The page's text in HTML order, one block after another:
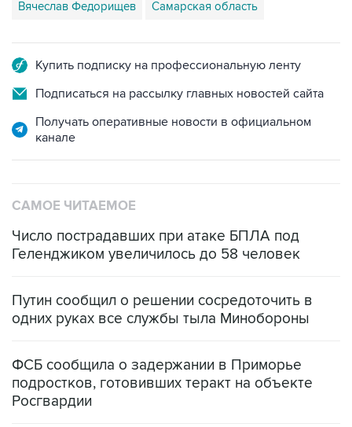
Вячеслав Федорищев Самарская область
Купить подписку на профессиональную ленту
Подписаться на рассылку главных новостей сайта
Получать оперативные новости в официальном
канале
САМОЕ ЧИТАЕМОЕ
Число пострадавших при атаке БПЛА под
Геленджиком увеличилось до 58 человек
Путин сообщил о решении сосредоточить в
одних руках все службы тыла Минобороны
ФСБ сообщила о задержании в Приморье
подростков, готовивших теракт на объекте
Росгвардии